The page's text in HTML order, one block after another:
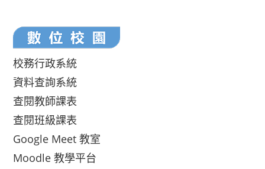
校務行政系統
資料查詢系統
查閱教師課表
查閱班級課表
Google Meet 教室
Moodle 教學平台